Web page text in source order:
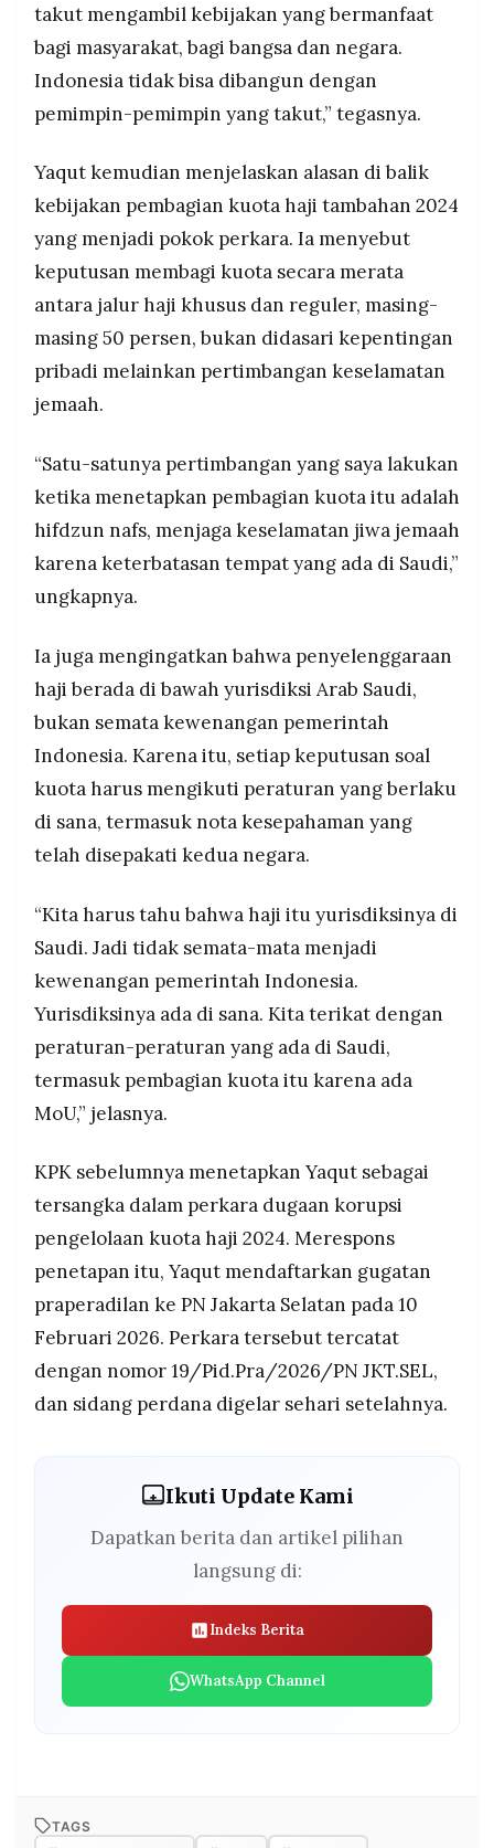
takut mengambil kebijakan yang bermanfaat
bagi masyarakat, bagi bangsa dan negara.
Indonesia tidak bisa dibangun dengan
pemimpin-pemimpin yang takut,” tegasnya.
Yaqut kemudian menjelaskan alasan di balik
kebijakan pembagian kuota haji tambahan 2024
yang menjadi pokok perkara. Ia menyebut
keputusan membagi kuota secara merata
antara jalur haji khusus dan reguler, masing-
masing 50 persen, bukan didasari kepentingan
pribadi melainkan pertimbangan keselamatan
jemaah.
“Satu-satunya pertimbangan yang saya lakukan
ketika menetapkan pembagian kuota itu adalah
hifdzun nafs, menjaga keselamatan jiwa jemaah
karena keterbatasan tempat yang ada di Saudi,”
ungkapnya.
Ia juga mengingatkan bahwa penyelenggaraan
haji berada di bawah yurisdiksi Arab Saudi,
bukan semata kewenangan pemerintah
Indonesia. Karena itu, setiap keputusan soal
kuota harus mengikuti peraturan yang berlaku
di sana, termasuk nota kesepahaman yang
telah disepakati kedua negara.
“Kita harus tahu bahwa haji itu yurisdiksinya di
Saudi. Jadi tidak semata-mata menjadi
kewenangan pemerintah Indonesia.
Yurisdiksinya ada di sana. Kita terikat dengan
peraturan-peraturan yang ada di Saudi,
termasuk pembagian kuota itu karena ada
MoU,” jelasnya.
KPK sebelumnya menetapkan Yaqut sebagai
tersangka dalam perkara dugaan korupsi
pengelolaan kuota haji 2024. Merespons
penetapan itu, Yaqut mendaftarkan gugatan
praperadilan ke PN Jakarta Selatan pada 10
Februari 2026. Perkara tersebut tercatat
dengan nomor 19/Pid.Pra/2026/PN JKT.SEL,
dan sidang perdana digelar sehari setelahnya.
Ikuti Update Kami
Dapatkan berita dan artikel pilihan
langsung di:
Indeks Berita
WhatsApp Channel
TAGS